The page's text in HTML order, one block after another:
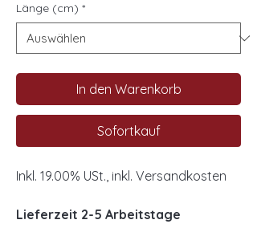
Länge (cm) *
In den Warenkorb
Sofortkauf
Inkl. 19.00% USt., inkl. Versandkosten
Lieferzeit 2-5 Arbeitstage